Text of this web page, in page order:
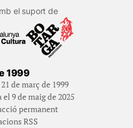
el suport de
1999
de març de 1999
9 de maig de 2025
permanent
RSS